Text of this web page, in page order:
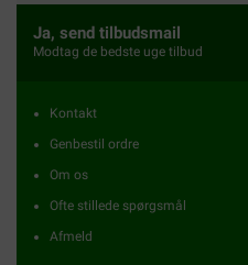
Ja, send tilbudsmail
Modtag de bedste uge tilbud
Kontakt
Genbestil ordre
Om os
Ofte stillede spørgsmål
Afmeld